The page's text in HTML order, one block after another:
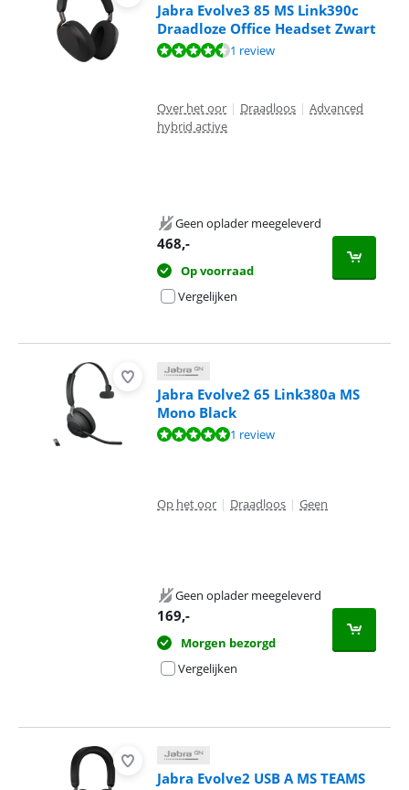
Jabra Evolve3 85 MS Link390c
Draadloze Office Headset Zwart
Beoordeling is 9,2 van de 10, gebaseerd op 1 review.
1 review
Over het oor | Draadloos | Advanced
hybrid active
Geen oplader meegeleverd
468,-
Op voorraad
Vergelijken
Jabra Evolve2 65 Link380a MS
Mono Black
Beoordeling is 9,6 van de 10, gebaseerd op 1 review.
1 review
Op het oor | Draadloos | Geen
Geen oplader meegeleverd
169,-
Morgen bezorgd
Vergelijken
Jabra Evolve2 USB A MS TEAMS